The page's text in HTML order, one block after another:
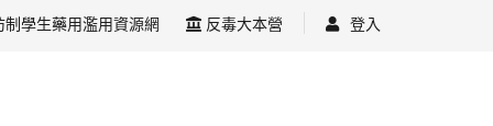
學生藥用濫用資源網 反毒大本營 登入